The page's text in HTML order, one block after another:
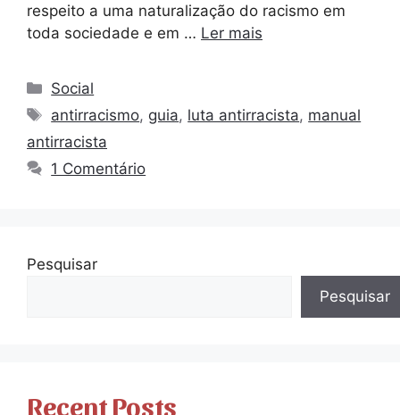
respeito a uma naturalização do racismo em
toda sociedade e em … Ler mais
Social
antirracismo, guia, luta antirracista, manual
antirracista
1 Comentário
Pesquisar
Pesquisar
Recent Posts